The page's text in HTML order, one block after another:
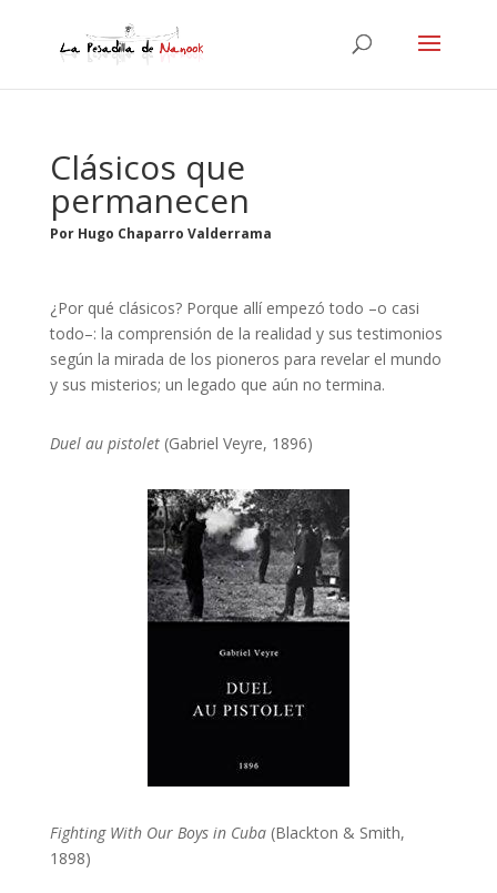
Clásicos que
permanecen
Por Hugo Chaparro Valderrama
¿Por qué clásicos? Porque allí empezó todo –o casi
todo–: la comprensión de la realidad y sus testimonios
según la mirada de los pioneros para revelar el mundo
y sus misterios; un legado que aún no termina.
Duel au pistolet(Gabriel Veyre, 1896)
Fighting With Our Boys in Cuba(Blackton & Smith,
1898)